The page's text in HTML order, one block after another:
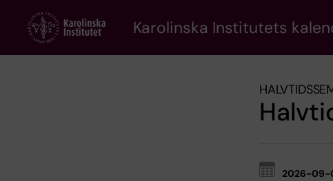
content
Karolinska Institutets
2026-09-